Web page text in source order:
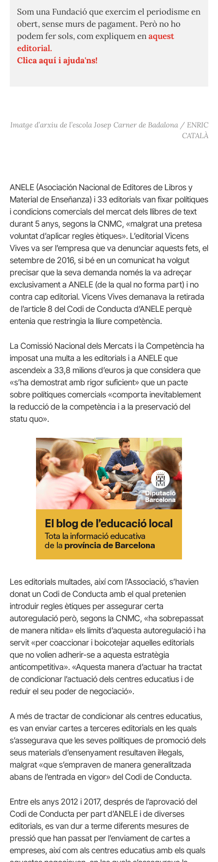
Som una Fundació que exercim el periodisme en
obert, sense murs de pagament. Però no ho
podem fer sols, com expliquem enaquest
editorial.
Clica aquí i ajuda'ns!
Imatge d’arxiu de l’escola Josep Carner de Badalona / ENRIC
CATALÀ
ANELE (Asociación Nacional de Editores de Libros y
Material de Enseñanza) i 33 editorials van fixar polítiques
i condicions comercials del mercat dels llibres de text
durant 5 anys, segons la CNMC, «malgrat una pretesa
voluntat d’aplicar regles ètiques». L’editorial Vicens
Vives va ser l’empresa que va denunciar aquests fets, el
setembre de 2016, si bé en un comunicat ha volgut
precisar que la seva demanda només la va adreçar
exclusivament a ANELE (de la qual no forma part) i no
contra cap editorial. Vicens Vives demanava la retirada
de l’article 8 del Codi de Conducta d’ANELE perquè
entenia que restringia la lliure competència.
La Comissió Nacional dels Mercats i la Competència ha
imposat una multa a les editorials i a ANELE que
ascendeix a 33,8 milions d’euros ja que considera que
«s’ha demostrat amb rigor suficient» que un pacte
sobre polítiques comercials «comporta inevitablement
la reducció de la competència i a la preservació del
statu quo».
Les editorials multades, així com l’Associació, s’havien
donat un Codi de Conducta amb el qual pretenien
introduir regles ètiques per assegurar certa
autoregulació però, segons la CNMC, «ha sobrepassat
de manera nítida» els límits d’aquesta autoregulació i ha
servit «per coaccionar i boicotejar aquelles editorials
que no volien adherir-se a aquesta estratègia
anticompetitiva». «Aquesta manera d’actuar ha tractat
de condicionar l’actuació dels centres educatius i de
reduir el seu poder de negociació».
A més de tractar de condicionar als centres educatius,
es van enviar cartes a terceres editorials en les quals
s’assegurava que les seves polítiques de promoció dels
seus materials d’ensenyament resultaven il·legals,
malgrat «que s’empraven de manera generalitzada
abans de l’entrada en vigor» del Codi de Conducta.
Entre els anys 2012 i 2017, després de l’aprovació del
Codi de Conducta per part d’ANELE i de diverses
editorials, es van dur a terme diferents mesures de
pressió que han passat per l’enviament de cartes a
empreses, així com als centres educatius amb els quals